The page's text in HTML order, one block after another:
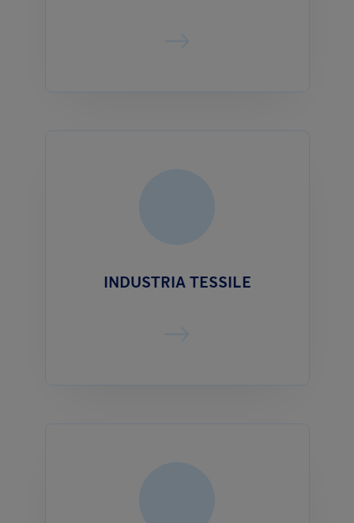
INDUSTRIA TESSILE